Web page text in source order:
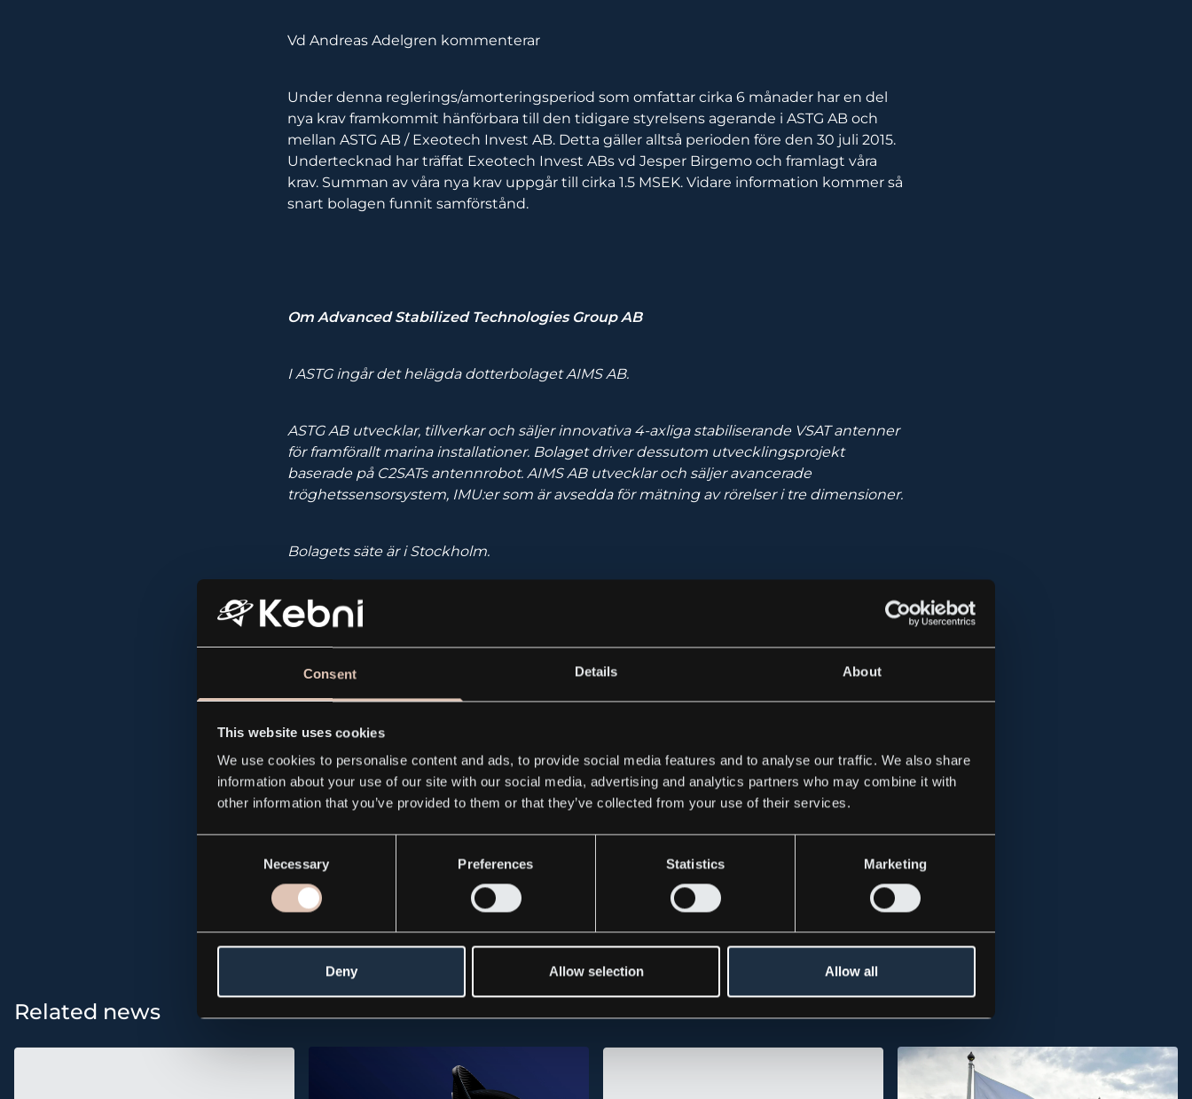
Consent Details About
This website uses cookies
We use cookies to personalise content and ads, to provide social media features and to analyse our traffic. We also share
information about your use of our site with our social media, advertising and analytics partners who may combine it with
other information that you’ve provided to them or that they’ve collected from your use of their services.
Necessary Preferences Statistics Marketing
Deny Allow selection Allow all
Vd Andreas Adelgren kommenterar
Under denna reglerings/amorteringsperiod som omfattar cirka 6 månader har en del
nya krav framkommit hänförbara till den tidigare styrelsens agerande i ASTG AB och
mellan ASTG AB / Exeotech Invest AB. Detta gäller alltså perioden före den 30 juli 2015.
Undertecknad har träffat Exeotech Invest ABs vd Jesper Birgemo och framlagt våra
krav. Summan av våra nya krav uppgår till cirka 1.5 MSEK. Vidare information kommer så
snart bolagen funnit samförstånd.
Om Advanced Stabilized Technologies Group AB
I ASTG ingår det helägda dotterbolaget AIMS AB.
ASTG AB utvecklar, tillverkar och säljer innovativa 4-axliga stabiliserande VSAT antenner
för framförallt marina installationer. Bolaget driver dessutom utvecklingsprojekt
baserade på C2SATs antennrobot. AIMS AB utvecklar och säljer avancerade
tröghetssensorsystem, IMU:er som är avsedda för mätning av rörelser i tre dimensioner.
Bolagets säte är i Stockholm.
För mer information, kontakta:
Andreas Adelgren 072-73 74 317
PDF
All news and press releases
Related news